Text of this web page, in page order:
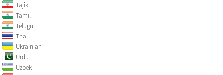
Tajik
Tamil
Telugu
Thai
Ukrainian
Urdu
Uzbek